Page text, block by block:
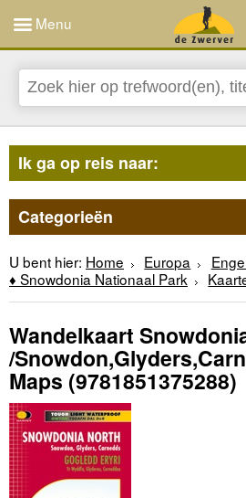
Menu
Ik ga op reis naar:
Categorieën
U bent hier: Home Europa
♦ Snowdonia Nationaal Park
Wandelkaart
/
Maps (9781851375288)